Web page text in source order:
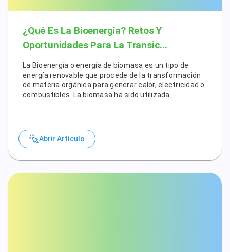
¿Qué Es La Bioenergía? Retos Y
Oportunidades Para La Transic...
La Bioenergía o energía de biomasa es un tipo de
energía renovable que procede de la transformación
de materia orgánica para generar calor, electricidad o
combustibles. La biomasa ha sido utilizada
Abrir Artículo